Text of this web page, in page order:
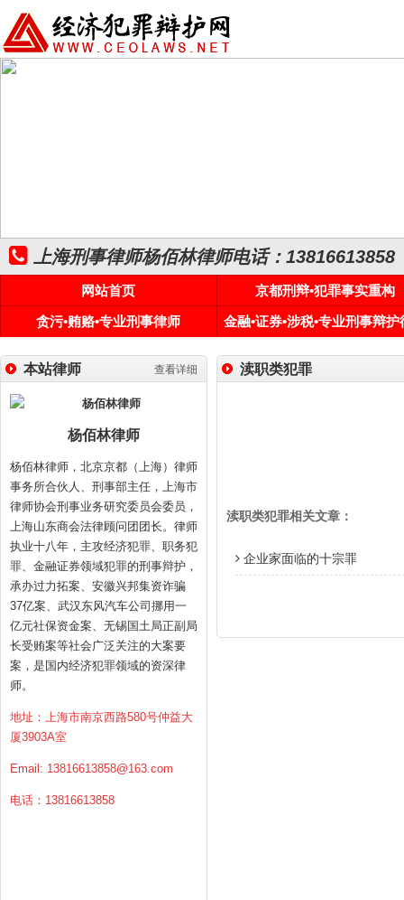
上海刑事律师杨佰林律师电话：13816613858
网站首页
京都刑辩•犯罪事实重构
贪污•贿赂•专业刑事律师
金融•证券•涉税•专业刑事辩护
查看详细
本站律师
杨佰林律师
杨佰林律师，北京京都（上海）律师
事务所合伙人、刑事部主任，上海市
律师协会刑事业务研究委员会委员，
上海山东商会法律顾问团团长。律师
执业十八年，主攻经济犯罪、职务犯
罪、金融证券领域犯罪的刑事辩护，
承办过力拓案、安徽兴邦集资诈骗
37亿案、武汉东风汽车公司挪用一
亿元社保资金案、无锡国土局正副局
长受贿案等社会广泛关注的大案要
案，是国内经济犯罪领域的资深律
师。
地址：上海市南京西路580号仲益大
厦3903A室
Email: 13816613858@163.com
电话：13816613858
渎职类犯罪
渎职类犯罪相关文章：
企业家面临的十宗罪